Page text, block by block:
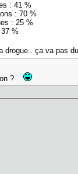
: 41 %
: 70 %
: 25 %
%
drogue.. ça va pas
non ?